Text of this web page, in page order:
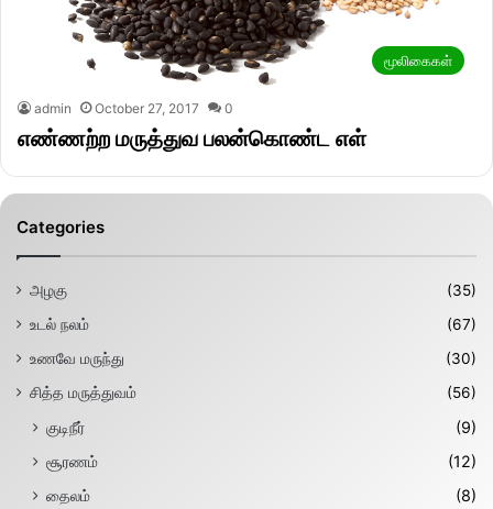
மூலிகைகள்
admin October 27, 2017 0
எண்ணற்ற மருத்துவ பலன்கொண்ட எள்
Categories
அழகு
(35)
உடல் நலம்
(67)
உணவே மருந்து
(30)
சித்த மருத்துவம்
(56)
குடிநீர்
(9)
சூரணம்
(12)
தைலம்
(8)